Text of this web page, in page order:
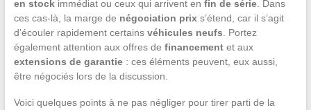
en stockimmédiat ou ceux qui arrivent en fin de série. Dans
ces cas-là, la marge de négociation prixs’étend, car il s’agit
d’écouler rapidement certains véhicules neufs . Portez
également attention aux offres de financementet aux
extensions de garantie: ces éléments peuvent, eux aussi,
être négociés lors de la discussion.
Voici quelques points à ne pas négliger pour tirer parti de la